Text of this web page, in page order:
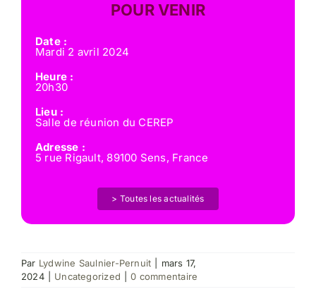
POUR VENIR
Date :
Mardi 2 avril 2024
Heure :
20h30
Lieu :
Salle de réunion du CEREP
Adresse :
5 rue Rigault, 89100 Sens, France
> Toutes les actualités
Par Lydwine Saulnier-Pernuit
mars 17,
2024
Uncategorized 0 commentaire